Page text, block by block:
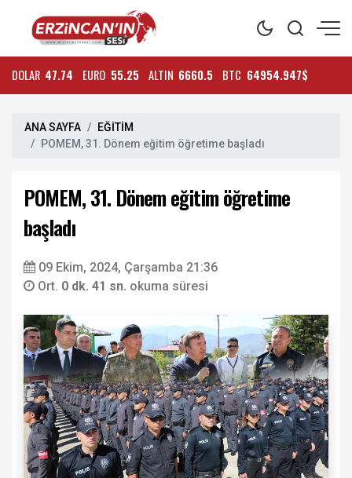
DOLAR 47.74 EURO 55.25 ALTIN 6660.5 BTC 64954.947$
ANA SAYFA
EĞİTİM
POMEM, 31. Dönem eğitim öğretime başladı
POMEM, 31. Dönem eğitim öğretime
başladı
09 Ekim, 2024, Çarşamba 21:36
Ort. 0 dk. 41 sn. okuma süresi